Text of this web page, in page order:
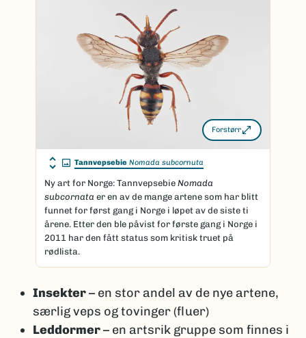
genetiske forskjeller og dermed regnes som
flere arter (kryptisk diversitet).
Artsantallet kan også endre seg
Selv Linné beskrev stokkand hann og hunn som
to ulike arter før det ble klart at det dreide seg
Noen arter kan variere mye i utseende, men med
molekylære teknikker, som DNA-analyser, kan
slike tilfeller oppklares.
Taksonomi er dynamisk
Selv om et artsprosjekt er avsluttet, jobbes det
videre med artene i de vitenskapelige
institusjonene. Noen arter blir beskrevet, noen
slås sammen, og noen splittes i flere arter etter
hvert som ny kunnskap kommer til.
Forstørr
Tannvepsebie Nomada subcornuta
Ny art for Norge: Tannvepsebie Nomada
subcornata er en av de mange artene som har blitt
funnet for først gang i Norge i løpet av de siste ti
årene. Etter den ble påvist for første gang i Norge i
2011 har den fått status som kritisk truet på
rødlista.
Insekter– en stor andel av de nye artene,
særlig veps og tovinger (fluer)
Leddormer– en artsrik gruppe som finnes i